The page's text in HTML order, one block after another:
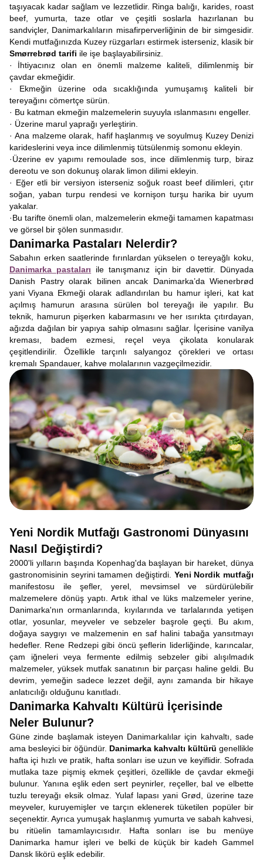
taşıyacak kadar sağlam ve lezzetlidir. Ringa balığı, karides, roast
beef, yumurta, taze otlar ve çeşitli soslarla hazırlanan bu
sandviçler, Danimarkalıların misafirperverliğinin de bir simgesidir.
Kendi mutfağınızda Kuzey rüzgarları estirmek isterseniz, klasik bir
Smørrebrød tarifi ile işe başlayabilirsiniz.
· İhtiyacınız olan en önemli malzeme kaliteli, dilimlenmiş bir
çavdar ekmeğidir.
· Ekmeğin üzerine oda sıcaklığında yumuşamış kaliteli bir
tereyağını cömertçe sürün.
· Bu katman ekmeğin malzemelerin suyuyla ıslanmasını engeller.
· Üzerine marul yaprağı yerleştirin.
· Ana malzeme olarak, hafif haşlanmış ve soyulmuş Kuzey Denizi
karideslerini veya ince dilimlenmiş tütsülenmiş somonu ekleyin.
·Üzerine ev yapımı remoulade sos, ince dilimlenmiş turp, biraz
dereotu ve son dokunuş olarak limon dilimi ekleyin.
· Eğer etli bir versiyon isterseniz soğuk roast beef dilimleri, çıtır
soğan, yaban turpu rendesi ve kornişon turşu harika bir uyum
yakalar.
·Bu tarifte önemli olan, malzemelerin ekmeği tamamen kapatması
ve görsel bir şölen sunmasıdır.
Danimarka Pastaları Nelerdir?
Sabahın erken saatlerinde fırınlardan yükselen o tereyağlı koku,
Danimarka pastaları ile tanışmanız için bir davettir. Dünyada
Danish Pastry olarak bilinen ancak Danimarka’da Wienerbrød
yani Viyana Ekmeği olarak adlandırılan bu hamur işleri, kat kat
açılmış hamurun arasına sürülen bol tereyağı ile yapılır. Bu
teknik, hamurun pişerken kabarmasını ve her ısırıkta çıtırdayan,
ağızda dağılan bir yapıya sahip olmasını sağlar. İçerisine vanilya
kreması, badem ezmesi, reçel veya çikolata konularak
çeşitlendirilir. Özellikle tarçınlı salyangoz çörekleri ve ortası
kremalı Spandauer, kahve molalarının vazgeçilmezidir.
Yeni Nordik Mutfağı Gastronomi Dünyasını
Nasıl Değiştirdi?
2000'li yılların başında Kopenhag'da başlayan bir hareket, dünya
gastronomisinin seyrini tamamen değiştirdi. Yeni Nordik mutfağı
manifestosu ile şefler, yerel, mevsimsel ve sürdürülebilir
malzemelere dönüş yaptı. Artık ithal ve lüks malzemeler yerine,
Danimarka'nın ormanlarında, kıyılarında ve tarlalarında yetişen
otlar, yosunlar, meyveler ve sebzeler başrole geçti. Bu akım,
doğaya saygıyı ve malzemenin en saf halini tabağa yansıtmayı
hedefler. Rene Redzepi gibi öncü şeflerin liderliğinde, karıncalar,
çam iğneleri veya fermente edilmiş sebzeler gibi alışılmadık
malzemeler, yüksek mutfak sanatının bir parçası haline geldi. Bu
devrim, yemeğin sadece lezzet değil, aynı zamanda bir hikaye
anlatıcılığı olduğunu kanıtladı.
Danimarka Kahvaltı Kültürü İçerisinde
Neler Bulunur?
Güne zinde başlamak isteyen Danimarkalılar için kahvaltı, sade
ama besleyici bir öğündür. Danimarka kahvaltı kültürü genellikle
hafta içi hızlı ve pratik, hafta sonları ise uzun ve keyiflidir. Sofrada
mutlaka taze pişmiş ekmek çeşitleri, özellikle de çavdar ekmeği
bulunur. Yanına eşlik eden sert peynirler, reçeller, bal ve elbette
tuzlu tereyağı eksik olmaz. Yulaf lapası yani Grød, üzerine taze
meyveler, kuruyemişler ve tarçın eklenerek tüketilen popüler bir
seçenektir. Ayrıca yumuşak haşlanmış yumurta ve sabah kahvesi,
bu ritüelin tamamlayıcısıdır. Hafta sonları ise bu menüye
Danimarka hamur işleri ve belki de küçük bir kadeh Gammel
Dansk likörü eşlik edebilir.